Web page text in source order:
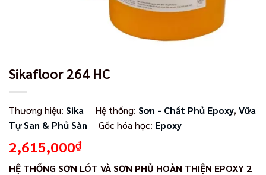
Sikafloor 264 HC
Thương hiệu: Sika Hệ thống: Sơn - Chất Phủ Epoxy, Vữa
Tự San & Phủ Sàn
Gốc hóa học: Epoxy
2,615,000₫
HỆ THỐNG SƠN LÓT VÀ SƠN PHỦ HOÀN THIỆN EPOXY 2